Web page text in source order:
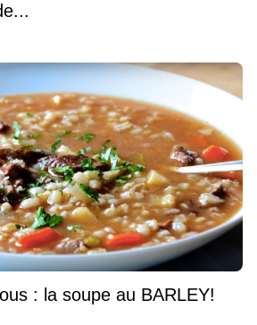
: la soupe au BARLEY!